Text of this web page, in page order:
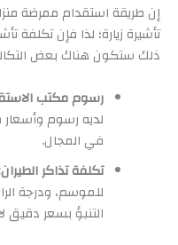
إن طريقة استقدام ممرضة
تأشيرة زيارة؛ لذا فإن تكلفة
ذلك ستكون هناك بعض
رسوم مكتب
لديه رسوم وأسعار
في المجال.
تكلفة تذاكر الطيران
للموسم، ودرجة
التنبؤ بسعر دقيق